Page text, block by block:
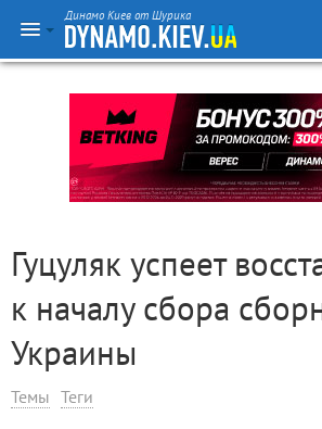
Динамо Киев от Шурика
Гуцуляк успеет
к началу сбора
Украины
Темы Теги